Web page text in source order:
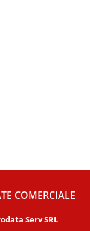
COMERCIALE
Serv SRL